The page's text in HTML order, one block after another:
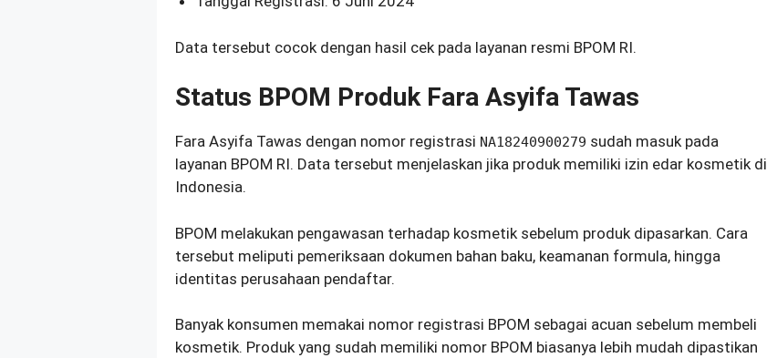
Data tersebut cocok dengan hasil cek pada layanan resmi BPOM RI.
Status BPOM Produk Fara Asyifa Tawas
Fara Asyifa Tawas dengan nomor registrasi NA18240900279 sudah masuk pada
layanan BPOM RI. Data tersebut menjelaskan jika produk memiliki izin edar kosmetik di
Indonesia.
BPOM melakukan pengawasan terhadap kosmetik sebelum produk dipasarkan. Cara
tersebut meliputi pemeriksaan dokumen bahan baku, keamanan formula, hingga
identitas perusahaan pendaftar.
Banyak konsumen memakai nomor registrasi BPOM sebagai acuan sebelum membeli
kosmetik. Produk yang sudah memiliki nomor BPOM biasanya lebih mudah dipastikan